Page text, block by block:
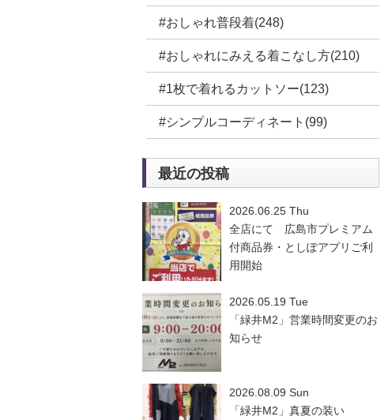
#おしゃれ普段着(248)
#おしゃれにみえる着こなし方(210)
#1枚で着れるカットソー(123)
#シンプルコーディネート(99)
最近の投稿
2026.06.25 Thu
全店にて 広島市プレミアム
付商品券・としぽアプリご利
用開始
2026.05.19 Tue
「緑井M2」営業時間変更のお
知らせ
2026.08.09 Sun
「緑井M2」真夏の装い